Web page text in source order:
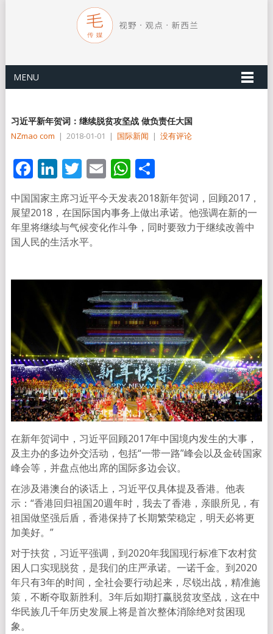
MENU
习近平新年贺词：继续脱贫攻坚战 做负责任大国
NZmao com | 2018-01-01 | 国际新闻 | 没有评论
Facebook
LinkedIn
Twitter
EmailWhatsApp
分
享
中国国家主席习近平今天发表2018新年贺词，回顾2017，
展望2018，在国际国内事务上做出承诺。他强调在新的一
年里将继续与气候变化作斗争，同时要致力于继续改善中
国人民的生活水平。
在新年贺词中，习近平回顾2017年中国境内发生的大事，
及主办的多边外交活动，包括“一带一路”峰会以及金砖国家
峰会等，并盘点他出席的国际多边会议。
在涉及港澳台的谈话上，习近平仅具体提及香港。他表
示：“香港回归祖国20週年时，我去了香港，亲眼所见，有
祖国做坚强后盾，香港保持了长期繁荣稳定，明天必将更
加美好。”
对于扶贫，习近平强调，到2020年我国现行标准下农村贫
困人口实现脱贫，是我们的庄严承诺。一诺千金。到2020
年只有3年的时间，全社会要行动起来，尽锐出战，精准施
策，不断夺取新胜利。3年后如期打赢脱贫攻坚战，这在中
华民族几千年历史发展上将是首次整体消除绝对贫困现
象。